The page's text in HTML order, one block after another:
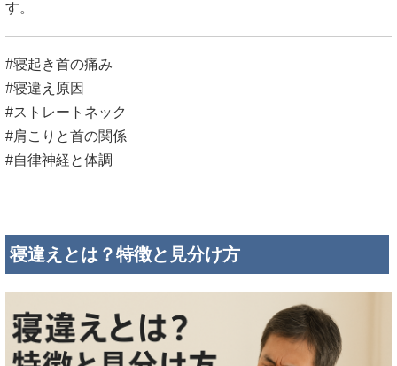
す。
#寝起き首の痛み
#寝違え原因
#ストレートネック
#肩こりと首の関係
#自律神経と体調
寝違えとは？特徴と見分け方